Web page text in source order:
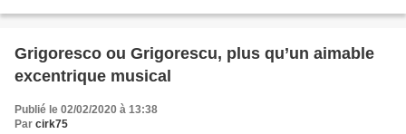
Grigoresco ou Grigorescu, plus qu’un aimable
excentrique musical
Publié le 02/02/2020 à 13:38
Par cirk75